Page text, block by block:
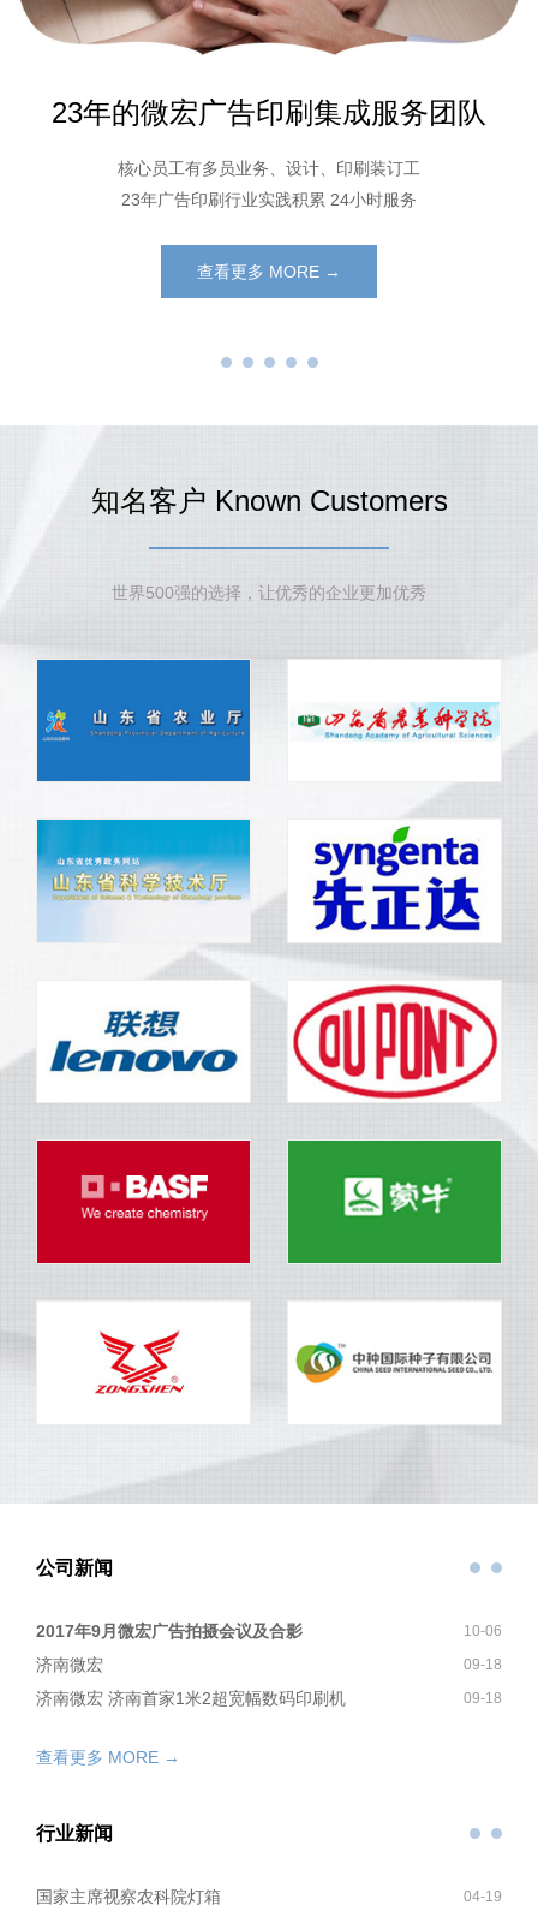
23年的微宏广告印刷集成服务团队
核心员工有多员业务、设计、印刷装订工
23年广告印刷行业实践积累 24小时服务
查看更多 MORE →
知名客户 Known Customers
世界500强的选择，让优秀的企业更加优秀
公司新闻
2017年9月微宏广告拍摄会议及合影 10-06
济南微宏 09-18
济南微宏 济南首家1米2超宽幅数码印刷机 09-18
查看更多 MORE →
行业新闻
国家主席视察农科院灯箱 04-19